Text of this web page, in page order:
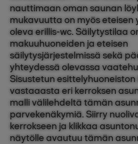
nauttimaan oman saunan
mukavuutta on myös eteisen
oleva erillis-wc. Säilytystilaa
makuuhuoneiden ja eteisen
säilytysjärjestelmissä sekä
yhteydessä olevassa
Sisustetun
vastaaasta eri kerroksen
malli välilehdeltä tämän
parvekenäkymiä. Siirry
kerrokseen ja klikkaa
näytölle avautuu tämän